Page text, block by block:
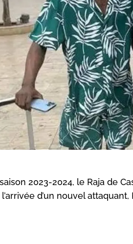
2023-2024, le Raja de
d’un nouvel